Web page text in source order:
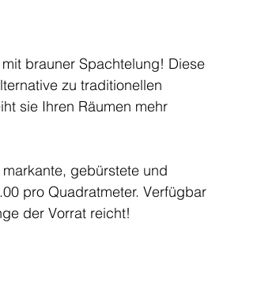
brauner Spachtelung! Diese
zu traditionellen
sie Ihren Räumen mehr
gebürstete und
pro Quadratmeter. Verfügbar
der Vorrat reicht!